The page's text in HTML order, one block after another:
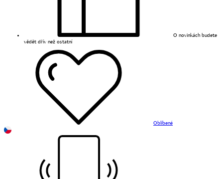
O novinkách budete
vědět dřív než ostatní
Oblíbené